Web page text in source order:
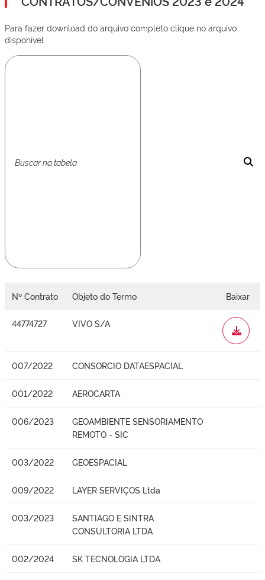
Para fazer download do arquivo completo clique no arquivo
disponível
Nº Contrato Objeto do Termo Baixar
44774727 VIVO S/A
WORD
007/2022 CONSORCIO DATAESPACIAL
001/2022 AEROCARTA
006/2023
GEOAMBIENTE SENSORIAMENTO
REMOTO - SIC
003/2022 GEOESPACIAL
009/2022 LAYER SERVIÇOS Ltda
003/2023
SANTIAGO E SINTRA
CONSULTORIA LTDA
002/2024 SK TECNOLOGIA LTDA